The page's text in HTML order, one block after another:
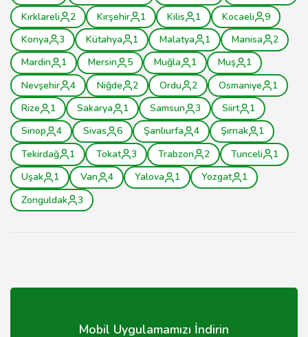
Kırklareli
2 Kırşehir 1 Kilis 1 Kocaeli
9
Konya
3 Kütahya 1 Malatya 1 Manisa
2
Mardin
1 Mersin 5 Muğla 1 Muş
1
Nevşehir
4 Niğde 2 Ordu 2 Osmaniye
1
Rize
1 Sakarya 1 Samsun 3 Siirt
1
Sinop
4 Sivas 6 Şanlıurfa 4 Şırnak
1
Tekirdağ
1 Tokat 3 Trabzon 2 Tunceli
1
Uşak
1 Van 4 Yalova 1 Yozgat
1
Zonguldak
3
Mobil Uygulamamızı İndirin